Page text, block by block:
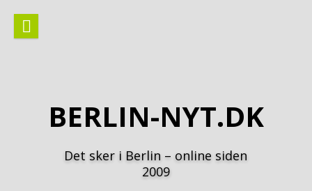
indhold
BERLIN-NYT.DK
Det sker i Berlin – online siden
2009